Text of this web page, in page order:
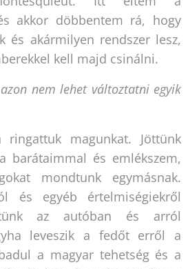
akkor döbbentem rá, hogy
és akármilyen rendszer lesz,
kell majd csinálni.
nem lehet változtatni egyik
magunkat. Jöttünk
barátaimmal és emlékszem,
mondtunk egymásnak.
és egyéb értelmiségiekről
az autóban és arról
leveszik a fedőt erről a
a magyar tehetség és a